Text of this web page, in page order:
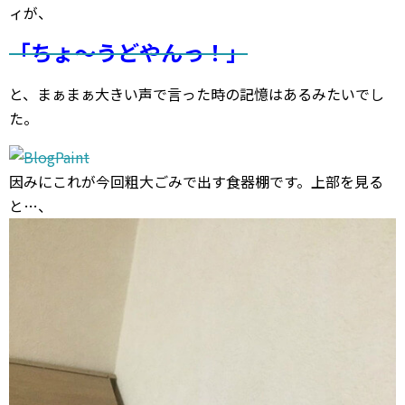
ィが、
「ちょ～うどやんっ！」
と、まぁまぁ大きい声で言った時の記憶はあるみたいでし
た。
因みにこれが今回粗大ごみで出す食器棚です。上部を見る
と…、